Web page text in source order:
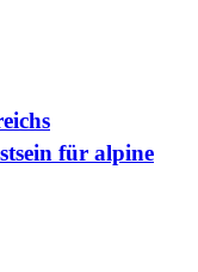
für alpine